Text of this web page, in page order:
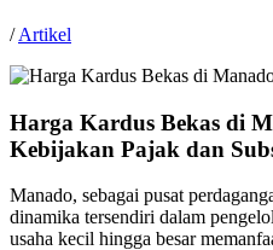
/Artikel
Harga Kardus Bekas di
Kebijakan Pajak dan
Manado, sebagai pusat
dinamika tersendiri dalam
usaha kecil hingga besar